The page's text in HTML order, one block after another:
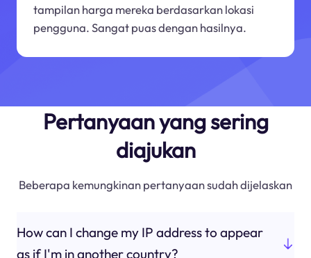
tampilan harga mereka berdasarkan lokasi
pengguna. Sangat puas dengan hasilnya.
Pertanyaan yang sering
diajukan
Beberapa kemungkinan pertanyaan sudah dijelaskan
How can I change my IP address to appear
as if I'm in another country?